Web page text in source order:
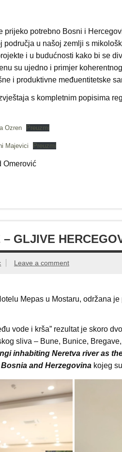
prijeko potrebno Bosni i
područja u našoj zemlji s
i u budućnosti kako bi se
su ujedno i primjer
i produktivne međuentitetske
s kompletnim popisima
Ozren Preuzmi
Majevici Preuzmi
Omerović
GLJIVE
Leave a comment
Mepas u Mostaru, održana
vode i krša” rezultat je skoro
sliva – Bune, Bunice,
inhabiting Neretva river as
and Herzegovinakojeg